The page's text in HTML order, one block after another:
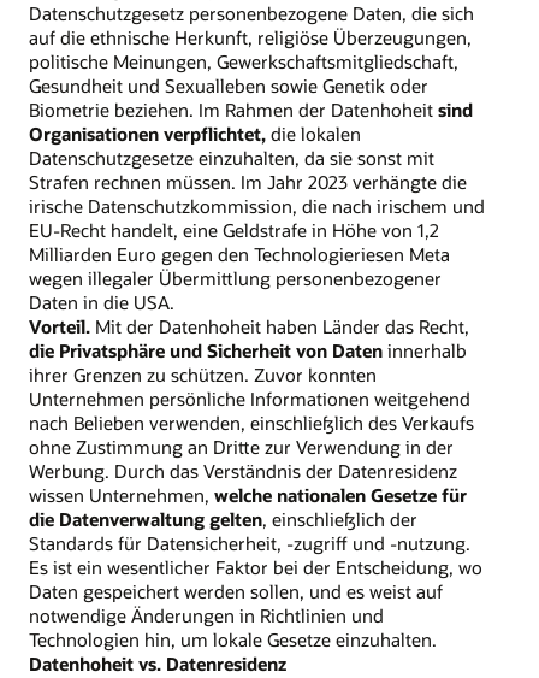
Datenschutzgesetz personenbezogene Daten, die sich
auf die ethnische Herkunft, religiöse Überzeugungen,
politische Meinungen, Gewerkschaftsmitgliedschaft,
Gesundheit und Sexualleben sowie Genetik oder
Biometrie beziehen. Im Rahmen der Datenhoheit sind
Organisationen verpflichtet, die lokalen
Datenschutzgesetze einzuhalten, da sie sonst mit
Strafen rechnen müssen. Im Jahr 2023 verhängte die
irische Datenschutzkommission, die nach irischem und
EU-Recht handelt, eine Geldstrafe in Höhe von 1,2
Milliarden Euro gegen den Technologieriesen Meta
wegen illegaler Übermittlung personenbezogener
Daten in die USA.
Vorteil. Mit der Datenhoheit haben Länder das Recht,
die Privatsphäre und Sicherheit von Daten innerhalb
ihrer Grenzen zu schützen. Zuvor konnten
Unternehmen persönliche Informationen weitgehend
nach Belieben verwenden, einschließlich des Verkaufs
ohne Zustimmung an Dritte zur Verwendung in der
Werbung. Durch das Verständnis der Datenresidenz
wissen Unternehmen, welche nationalen Gesetze für
die Datenverwaltung gelten, einschließlich der
Standards für Datensicherheit, -zugriff und -nutzung.
Es ist ein wesentlicher Faktor bei der Entscheidung, wo
Daten gespeichert werden sollen, und es weist auf
notwendige Änderungen in Richtlinien und
Technologien hin, um lokale Gesetze einzuhalten.
Datenhoheit vs. Datenresidenz